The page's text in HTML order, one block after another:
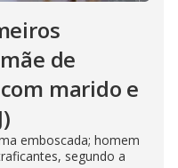
de
marido e
emboscada; homem
segundo a